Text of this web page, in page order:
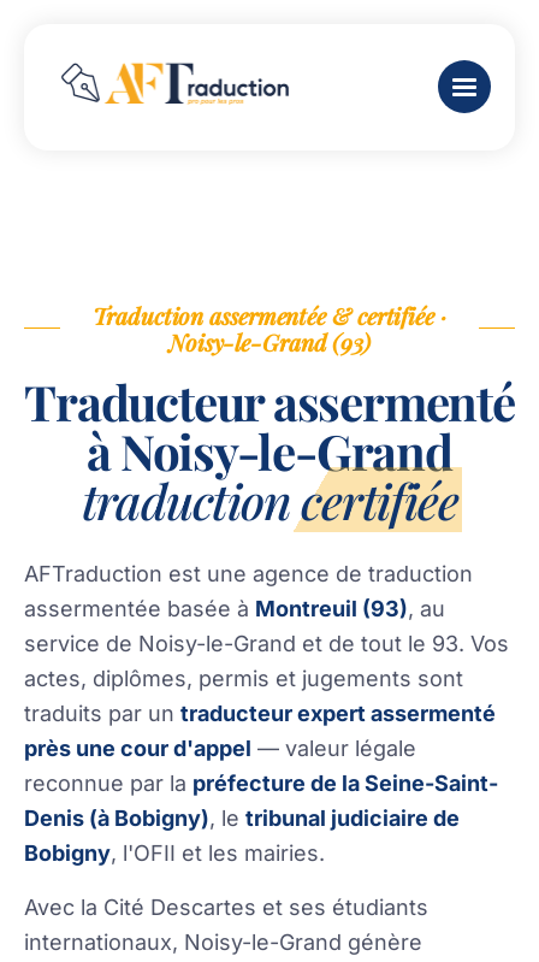
Traduction assermentée & certifiée ·
Noisy-le-Grand (93)
Traducteur assermenté
à Noisy-le-Grand
traduction certifiée
AFTraduction est une agence de traduction
assermentée basée à Montreuil (93), au
service de Noisy-le-Grand et de tout le 93. Vos
actes, diplômes, permis et jugements sont
traduits par un traducteur expert assermenté
près une cour d'appel — valeur légale
reconnue par la préfecture de la Seine-Saint-
Denis (à Bobigny), le tribunal judiciaire de
Bobigny, l'OFII et les mairies.
Avec la Cité Descartes et ses étudiants
internationaux, Noisy-le-Grand génère